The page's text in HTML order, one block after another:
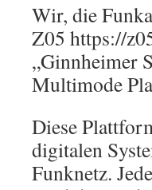
Wir, die
Z05 https://
„Ginnheimer
Multimode
Diese
digitalen
Funknetz.